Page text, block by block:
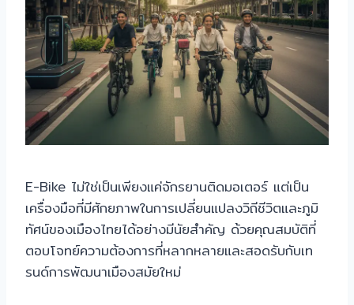
E-Bike ไม่ใช่เป็นเพียงแค่จักรยานติดมอเตอร์ แต่เป็น
เครื่องมือที่มีศักยภาพในการเปลี่ยนแปลงวิถีชีวิตและภูมิ
ทัศน์ของเมืองไทยได้อย่างมีนัยสำคัญ ด้วยคุณสมบัติที่
ตอบโจทย์ความต้องการที่หลากหลายและสอดรับกับเท
รนด์การพัฒนาเมืองสมัยใหม่